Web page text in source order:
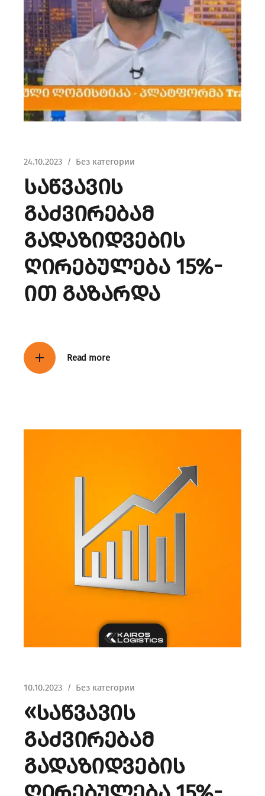
24.10.2023 Без категории
საწვავის
გაძვირებამ
გადაზიდვების
ღირებულება 15%-
ით გაზარდა
Read more
10.10.2023 Без категории
«საწვავის
გაძვირებამ
გადაზიდვების